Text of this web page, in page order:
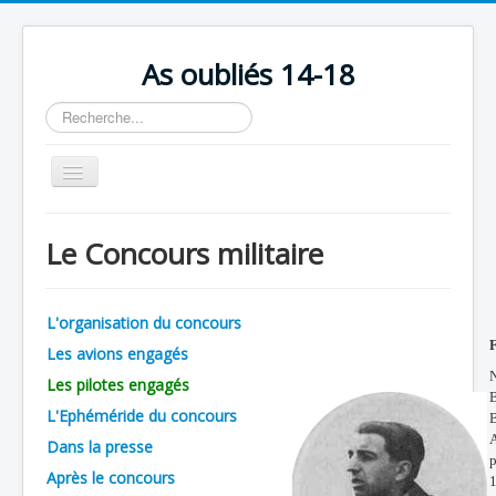
As oubliés 14-18
Rechercher
Basculer
la
Chronologie
Organisation
Avions
Personnels
Formation
Doctrines
Le Concours militaire
L'organisation du concours
Les avions engagés
Les pilotes engagés
L'Ephéméride du concours
Dans la presse
Après le concours